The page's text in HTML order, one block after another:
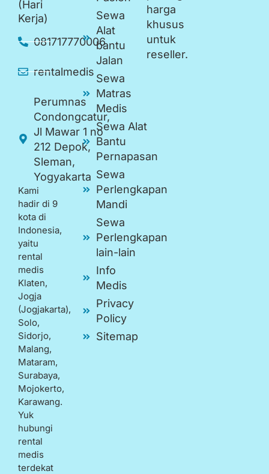
(Hari
Kerja)
081717770006
rentalmedis
Perumnas
Condongcatur,
Jl Mawar 1 no
212 Depok,
Sleman,
Yogyakarta
Kami
hadir di 9
kota di
Indonesia,
yaitu
rental
medis
Klaten,
Jogja
(Jogjakarta),
Solo,
Sidorjo,
Malang,
Mataram,
Surabaya,
Mojokerto,
Karawang.
Yuk
hubungi
rental
medis
terdekat
Sewa
Alat
bantu
Jalan
Sewa
Matras
Medis
Sewa Alat
Bantu
Pernapasan
Sewa
Perlengkapan
Mandi
Sewa
Perlengkapan
lain-lain
Info
Medis
Privacy
Policy
Sitemap
harga
khusus
untuk
reseller.